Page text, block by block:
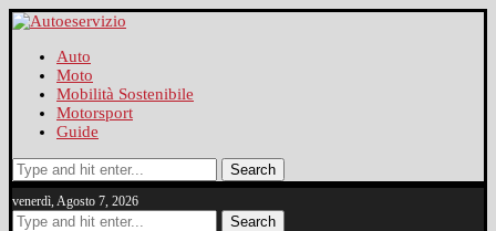
Auto
Moto
Mobilità Sostenibile
Motorsport
Guide
Search
venerdì, Agosto 7, 2026
Search